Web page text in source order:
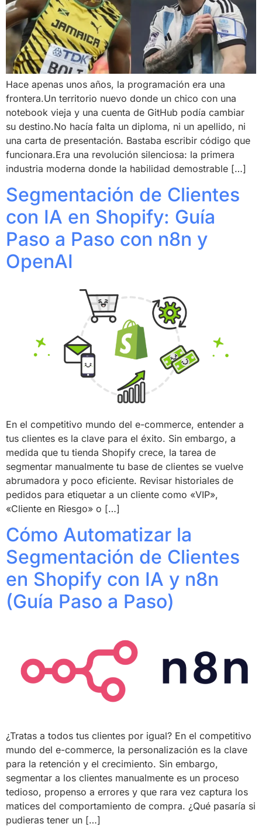
Hace apenas unos años, la programación era una
frontera.Un territorio nuevo donde un chico con una
notebook vieja y una cuenta de GitHub podía cambiar
su destino.No hacía falta un diploma, ni un apellido, ni
una carta de presentación. Bastaba escribir código que
funcionara.Era una revolución silenciosa: la primera
industria moderna donde la habilidad demostrable […]
Segmentación de Clientes
con IA en Shopify: Guía
Paso a Paso con n8n y
OpenAI
En el competitivo mundo del e-commerce, entender a
tus clientes es la clave para el éxito. Sin embargo, a
medida que tu tienda Shopify crece, la tarea de
segmentar manualmente tu base de clientes se vuelve
abrumadora y poco eficiente. Revisar historiales de
pedidos para etiquetar a un cliente como «VIP»,
«Cliente en Riesgo» o […]
Cómo Automatizar la
Segmentación de Clientes
en Shopify con IA y n8n
(Guía Paso a Paso)
¿Tratas a todos tus clientes por igual? En el competitivo
mundo del e-commerce, la personalización es la clave
para la retención y el crecimiento. Sin embargo,
segmentar a los clientes manualmente es un proceso
tedioso, propenso a errores y que rara vez captura los
matices del comportamiento de compra. ¿Qué pasaría si
pudieras tener un […]